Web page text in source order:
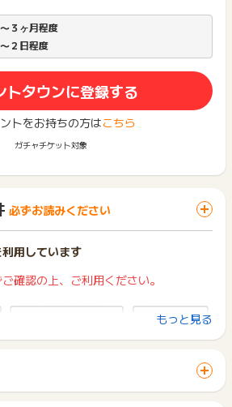
３ヶ月程度
２日程度
トタウンに登録する
トをお持ちの方はこちら
ガチャチケット対象
必ずお読みください
用しています
確認の上、ご利用ください。
もっと見る